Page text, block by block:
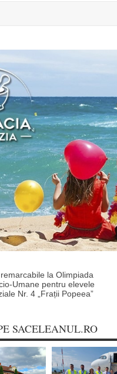
la Olimpiada
Umane pentru elevele
Nr. 4 „Frații Popeea”
SACELEANUL.RO